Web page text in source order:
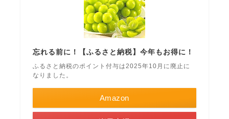
忘れる前に！【ふるさと納税】今年もお得に！
ふるさと納税のポイント付与は2025年10月に廃止に
なりました。
Amazon